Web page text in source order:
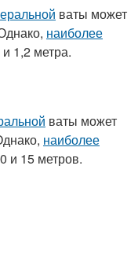
ваты может
наиболее
1,2 метра.
ваты может
наиболее
и 15 метров.